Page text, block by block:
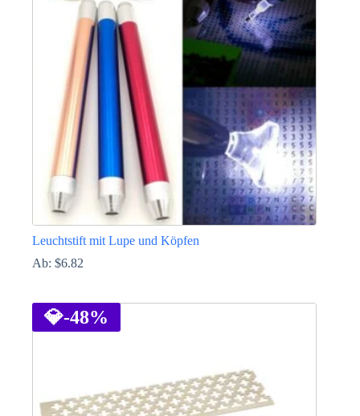
Leuchtstift mit Lupe und Köpfen
Ab: $6.82
weist
mehrere
können
💎-48%